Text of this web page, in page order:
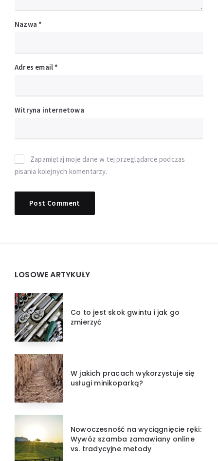
Nazwa *
Adres email *
Witryna internetowa
Zapamiętaj moje dane w tej przeglądarce podczas
pisania kolejnych komentarzy.
Widgets
LOSOWE ARTYKUŁY
Co to jest skok gwintu i jak go
zmierzyć
W jakich pracach wykorzystuje się
usługi minikoparką?
Nowoczesność na wyciągnięcie ręki:
Wywóz szamba zamawiany online
vs. tradycyjne metody